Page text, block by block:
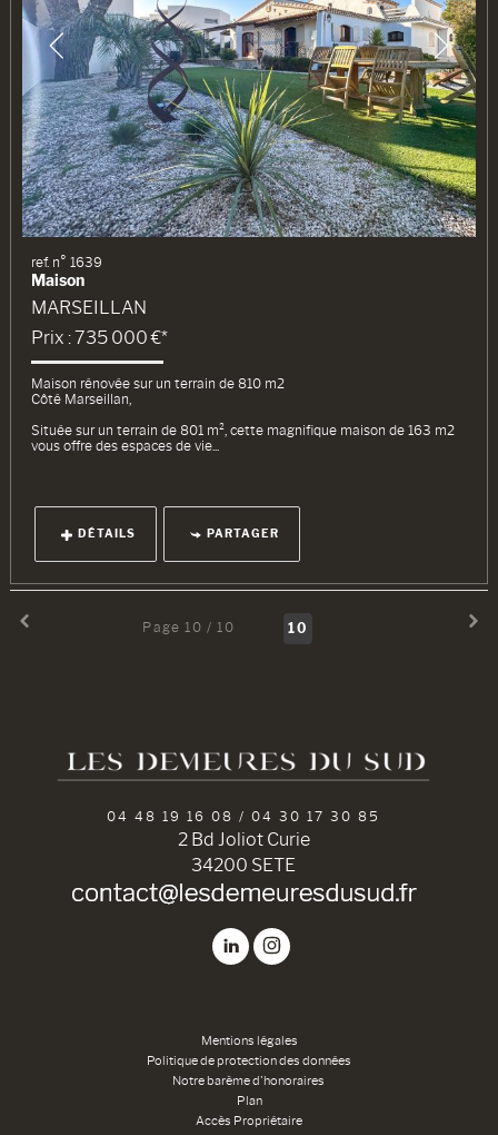
ref. n° 1639
Maison
MARSEILLAN
Prix : 735 000 €*
Maison rénovée sur un terrain de 810 m2
Côté Marseillan,
Située sur un terrain de 801 m², cette magnifique maison de 163 m2
vous offre des espaces de vie...
DÉTAILS PARTAGER
Page 10 / 10 10
04 48 19 16 08 / 04 30 17 30 85
2 Bd Joliot Curie
34200 SETE
Mentions légales
Politique de protection des données
Notre barème d'honoraires
Plan
Accès Propriétaire